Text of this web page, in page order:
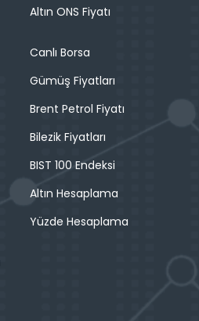
Altın ONS Fiyatı
Canlı Borsa
Gümüş Fiyatları
Brent Petrol Fiyatı
Bilezik Fiyatları
BIST 100 Endeksi
Altın Hesaplama
Yüzde Hesaplama